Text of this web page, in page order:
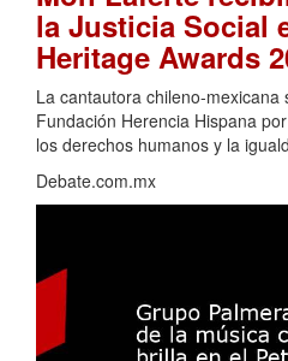
la Justicia Social
Heritage Awards
La cantautora chileno-
Fundación Herencia Hispana
los derechos humanos y la
Debate.com.mx